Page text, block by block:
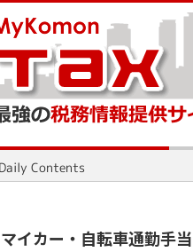
マイカー・自転車通勤手